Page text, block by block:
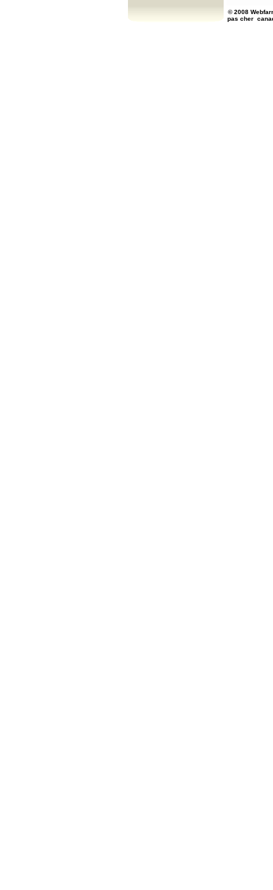
© 2008
pas cher